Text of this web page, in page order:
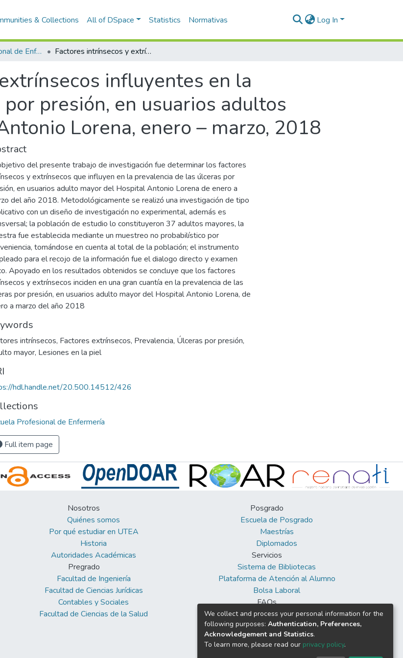
& Collections All of DSpace Statistics Normativas Log In
Escuela Profesional de Enfermería Factores intrínsecos y extrínsecos influyentes en la prevalencia en ulceras por presión, en usuarios adultos mayores del Hospital Antonio Lorena, enero – marzo, 2018
influyentes en la
presión, en usuarios adultos
Lorena, enero – marzo, 2018
del presente trabajo de investigación fue determinar los factores
y extrínsecos que influyen en la prevalencia de las úlceras por
en usuarios adulto mayor del Hospital Antonio Lorena de enero a
del año 2018. Metodológicamente se realizó una investigación de tipo
con un diseño de investigación no experimental, además es
la población de estudio lo constituyeron 37 adultos mayores, la
fue establecida mediante un muestreo no probabilístico por
tomándose en cuenta al total de la población; el instrumento
para el recojo de la información fue el dialogo directo y examen
Apoyado en los resultados obtenidos se concluye que los factores
y extrínsecos inciden en una gran cuantía en la prevalencia de las
por presión, en usuarios adulto mayor del Hospital Antonio Lorena, de
a marzo del año 2018
intrínsecos, Factores extrínsecos, Prevalencia, Úlceras por presión,
mayor, Lesiones en la piel
hdl.handle.net/20.500.14512/426
Profesional de Enfermería
Full item page
Nosotros
Quiénes somos
Por qué estudiar en UTEA
Historia
Autoridades Académicas
Pregrado
Facultad de Ingeniería
Facultad de Ciencias Jurídicas
Contables y Sociales
Facultad de Ciencias de la Salud
Posgrado
Escuela de Posgrado
Maestrías
Diplomados
Servicios
Sistema de Bibliotecas
Plataforma de Atención al Alumno
Bolsa Laboral
FAQs
Facebook
Twitter
Youtube
We collect and process your personal information for the
following purposes: Authentication, Preferences,
Acknowledgement and Statistics.
To learn more, please read our privacy policy.